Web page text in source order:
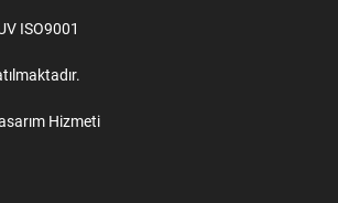
ISO9001
Hizmeti